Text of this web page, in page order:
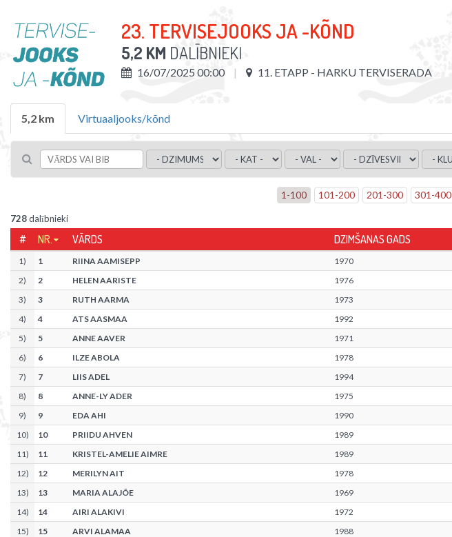
23. TERVISEJOOKS JA -KÕND
5,2 KM DALĪBNIEKI
16/07/2025 00:00 11. ETAPP - HARKU TERVISERADA
5,2 km Virtuaaljooks/kõnd
1 -100 101 -200 201 -300 301 -400
728dalībnieki
# NR. VĀRDS DZIMŠANAS GADS
1) 1 RIINA AAMISEPP 1970
2) 2 HELEN AARISTE 1976
3) 3 RUTH AARMA 1973
4) 4 ATS AASMAA 1992
5) 5 ANNE AAVER 1971
6) 6 ILZE ABOLA 1978
7) 7 LIIS ADEL 1994
8) 8 ANNE-LY ADER 1975
9) 9 EDA AHI 1990
10) 10 PRIIDU AHVEN 1989
11) 11 KRISTEL-AMELIE AIMRE 1989
12) 12 MERILYN AIT 1978
13) 13 MARIA ALAJÕE 1969
14) 14 AIRI ALAKIVI 1972
15) 15 ARVI ALAMAA 1988